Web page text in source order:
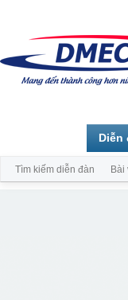
Diễn
Tìm kiếm diễn đàn Bài